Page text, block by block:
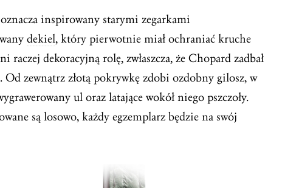
inspirowany starymi zegarkami
dekiel, który pierwotnie miał ochraniać kruche
raczej dekoracyjną rolę, zwłaszcza, że Chopard zadbał
Od zewnątrz złotą pokrywkę zdobi ozdobny gilosz, w
ul oraz latające wokół niego pszczoły.
są losowo, każdy egzemplarz będzie na swój